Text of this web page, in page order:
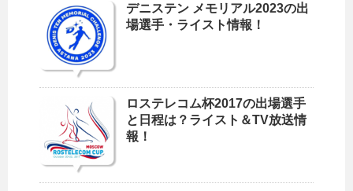
デニステン メモリアル2023の出
場選手・ライスト情報！
ロステレコム杯2017の出場選手
と日程は？ライスト＆TV放送情
報！